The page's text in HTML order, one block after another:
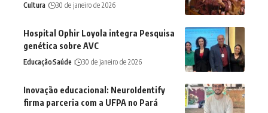
Cultura 30 de janeiro de 2026
Hospital Ophir Loyola integra Pesquisa
genética sobre AVC
EducaçãoSaúde 30 de janeiro de 2026
Inovação educacional: NeuroIdentify
firma parceria com a UFPA no Pará